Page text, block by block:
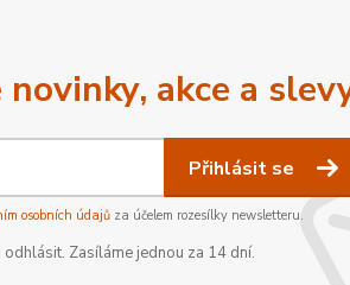
akce a
Přihlásit se
osobních údajůza účelem rozesílky newsletteru.
odhlásit. Zasíláme jednou za 14 dní.